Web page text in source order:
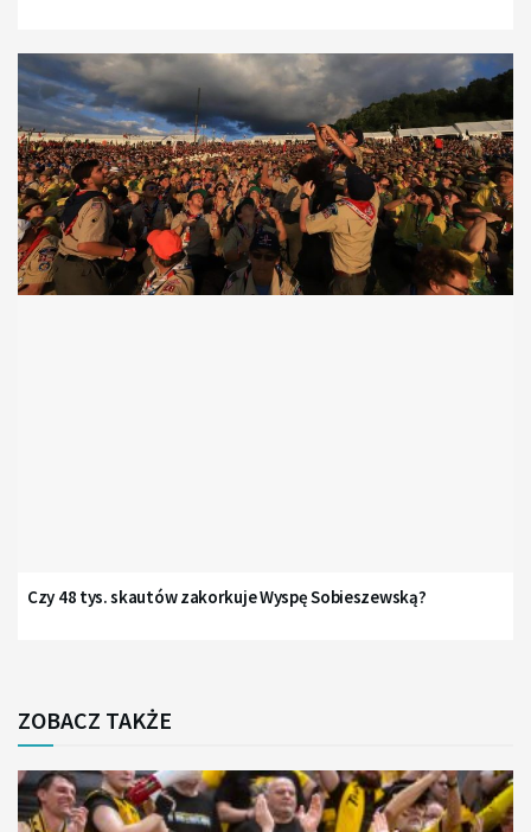
Czy 48 tys. skautów zakorkuje Wyspę Sobieszewską?
ZOBACZ TAKŻE